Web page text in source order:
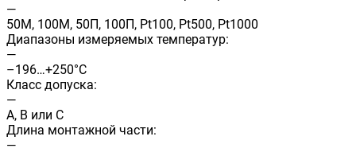
—
50М, 100М, 50П, 100П, Pt100, Pt500, Pt1000
Диапазоны измеряемых температур:
—
–196…+250°C
Класс допуска:
—
A, B или C
Длина монтажной части:
—